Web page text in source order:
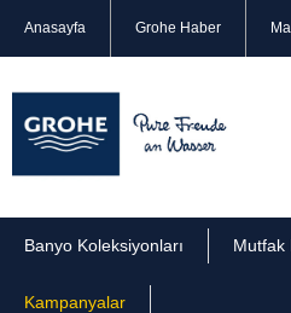
Anasayfa Grohe Haber
Banyo Koleksiyonları Mutfak
Kampanyalar